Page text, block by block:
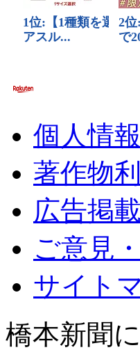
個人情
著作物
広告掲載
ご意見
サイト
橋本新聞